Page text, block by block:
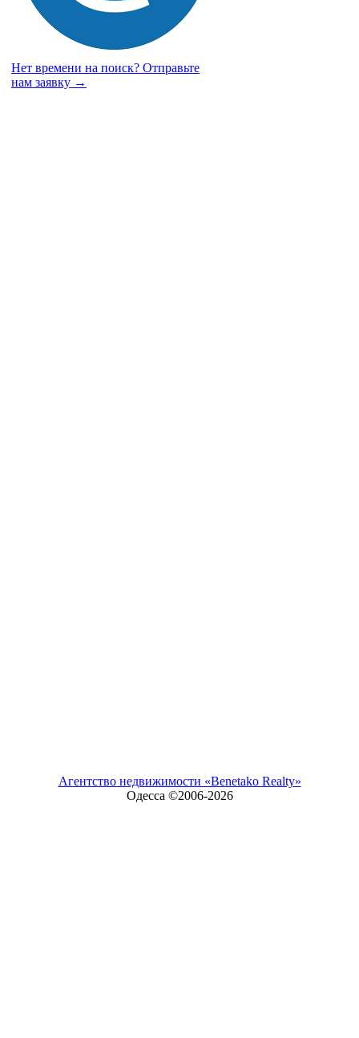
Нет времени на поиск? Отправьте
нам заявку →
Агентство недвижимости «Benetako Realty»
Одесса ©2006-2026